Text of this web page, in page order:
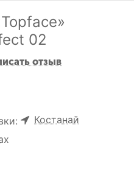
02
отзыв
Костанай